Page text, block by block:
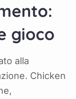
gioco
alla
Chicken